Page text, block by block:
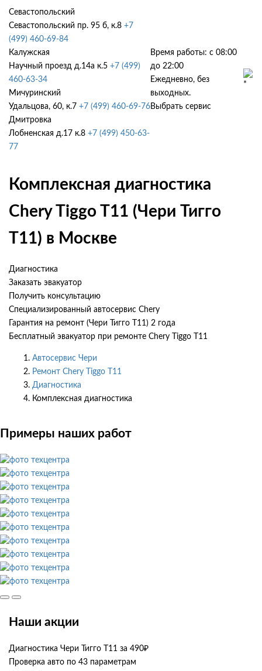
Севастопольский
Севастопольский пр. 95 б, к.8 +7
(499) 460-69-84
Калужская
Научный проезд д.14а к.5 +7 (499)
460-63-34
Мичуринский
Удальцова, 60, к.7 +7 (499) 460-69-76
Дмитровка
Лобненская д.17 к.8 +7 (499) 450-63-
77
Время работы: с 08:00
до 22:00
Ежедневно, без
выходных.
Выбрать сервис
Комплексная диагностика
Chery Tiggo T11 (Чери Тигго
Т11) в Москве
Диагностика
Заказать эвакуатор
Получить консультацию
Специализированный автосервис Chery
Гарантия на ремонт (Чери Тигго Т11) 2 года
Бесплатный эвакуатор при ремонте Chery Tiggo T11
Автосервис Чери
Ремонт Chery Tiggo T11
Диагностика
Комплексная диагностика
Примеры наших работ
Наши акции
Диагностика Чери Тигго Т11 за 490₽
Проверка авто по 43 параметрам